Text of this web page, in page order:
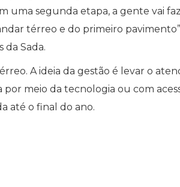
uma segunda etapa, a gente vai
térreo e do primeiro
Sada.
A ideia da gestão é levar o
meio da tecnologia ou com
até o final do ano.